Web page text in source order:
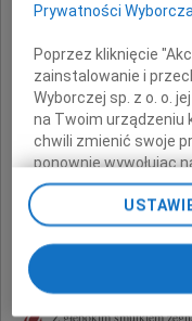
Krysiu, Aniu, Magdo
Marzenka, Staś, Iwona,
Dnia 27.02.2010 odszedł
wyrazy głębokiego
Z głębokim smutkiem
Prywatności
Poprzez kliknięcie
zainstalowanie i
Wyborczej sp. z o. o.
na Twoim urządzeniu
chwili zmienić swoje
ponownie wywołując
preferencjami dot.
odnośnik
przechodząc do
Zmiana ustawień
pomocą ustawień
My, nasi Zaufani